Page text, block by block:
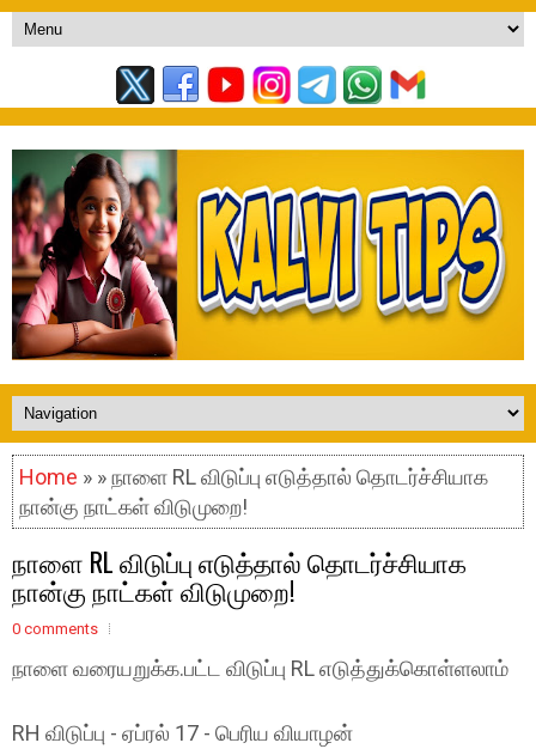
Home » » நாளை RL விடுப்பு எடுத்தால் தொடர்ச்சியாக
நான்கு நாட்கள் விடுமுறை!
நாளை RL விடுப்பு எடுத்தால் தொடர்ச்சியாக
நான்கு நாட்கள் விடுமுறை!
0 comments
நாளை வரையறுக்க.பட்ட விடுப்பு RL எடுத்துக்கொள்ளலாம்
RH விடுப்பு - ஏப்ரல் 17 - பெரிய வியாழன்